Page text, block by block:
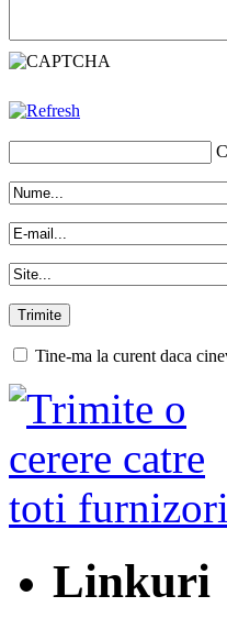
Tine-ma la curent daca
Linkuri